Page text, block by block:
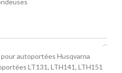
autoportées Husqvarna
LT131, LTH141, LTH151